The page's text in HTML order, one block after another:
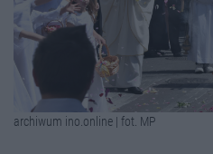
archiwum ino.online | fot. MP